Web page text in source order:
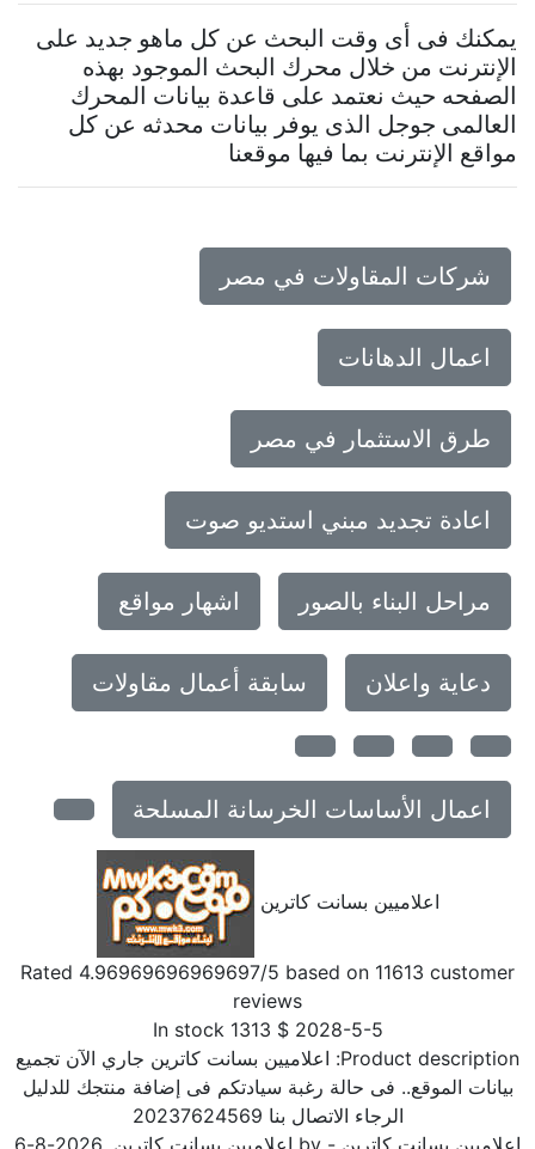
يمكنك فى أى وقت البحث عن كل ماهو جديد على
الإنترنت من خلال محرك البحث الموجود بهذه
الصفحه حيث نعتمد على قاعدة بيانات المحرك
العالمى جوجل الذى يوفر بيانات محدثه عن كل
مواقع الإنترنت بما فيها موقعنا
شركات المقاولات في مصر
اعمال الدهانات
طرق الاستثمار في مصر
اعادة تجديد مبني استديو صوت
مراحل البناء بالصور اشهار مواقع
دعاية واعلان سابقة أعمال مقاولات
اعمال الأساسات الخرسانة المسلحة
اعلاميين بسانت كاترين
Rated4.96969696969697 /5 based on11613customer
reviews
2028-5-5
$
1313
In stock
Product اعلاميين بسانت كاترين جاري الآن تجميع
بيانات الموقع.. فى حالة رغبة سيادتكم فى إضافة منتجك للدليل
الرجاء الاتصال بنا 20237624569
بسانت كاترين - by اعلاميين بسانت كاترين ,
2026-8-6